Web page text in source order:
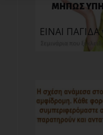
ΜΗΠΩΣ
ΕΙΝΑΙ ΠΑΓΙΔΑ